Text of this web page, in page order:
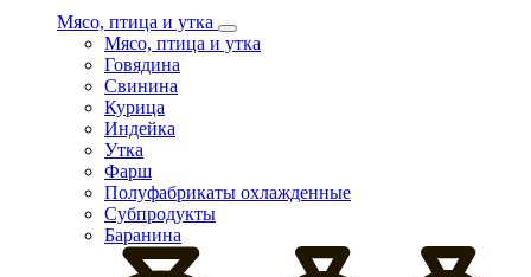
Мясо, птица и утка
Мясо, птица и утка
Говядина
Свинина
Курица
Индейка
Утка
Фарш
Полуфабрикаты охлажденные
Субпродукты
Баранина